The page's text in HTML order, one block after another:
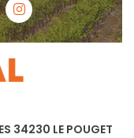
34230 LE POUGET